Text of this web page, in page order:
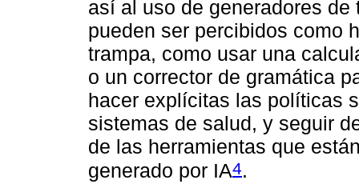
así al uso de generadores
pueden ser percibidos como
trampa, como usar una
o un corrector de gramática
hacer explícitas las políticas
sistemas de salud, y seguir
de las herramientas que
generado por IA4.